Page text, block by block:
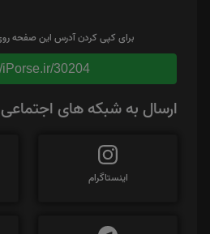
برای کپی کردن آدرس این صفحه
iPorse.ir/30204
ارسال به شبکه های اجتماعی
اینستاگرام